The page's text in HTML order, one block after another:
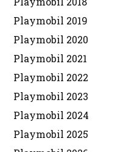
Playmobil 2019
Playmobil 2020
Playmobil 2021
Playmobil 2022
Playmobil 2023
Playmobil 2024
Playmobil 2025